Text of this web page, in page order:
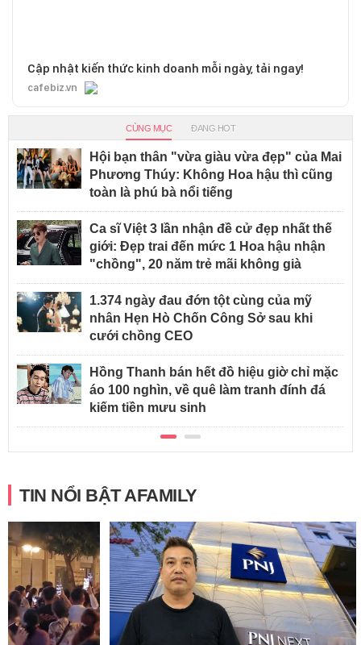
Cập nhật kiến thức kinh doanh mỗi ngày, tải ngay!
cafebiz.vn
CÙNG MỤC ĐANG HOT
Hội bạn thân "vừa giàu vừa đẹp" của Mai
Phương Thúy: Không Hoa hậu thì cũng
toàn là phú bà nổi tiếng
Ca sĩ Việt 3 lần nhận đề cử đẹp nhất thế
giới: Đẹp trai đến mức 1 Hoa hậu nhận
"chồng", 20 năm trẻ mãi không già
1.374 ngày đau đớn tột cùng của mỹ
nhân Hẹn Hò Chốn Công Sở sau khi
cưới chồng CEO
Hồng Thanh bán hết đồ hiệu giờ chỉ mặc
áo 100 nghìn, về quê làm tranh đính đá
kiếm tiền mưu sinh
TIN NỔI BẬT AFAMILY